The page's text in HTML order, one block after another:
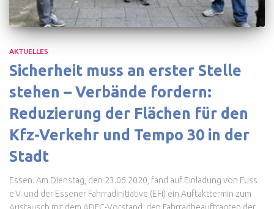
AKTUELLES
Sicherheit muss an erster Stelle
stehen – Verbände fordern:
Reduzierung der Flächen für den
Kfz-Verkehr und Tempo 30 in der
Stadt
Essen. Am Dienstag, den 23.06.2020, fand auf Einladung von Fuss
e.V. und der Essener Fahrradinitiative (EFI) ein Auftakttermin zum